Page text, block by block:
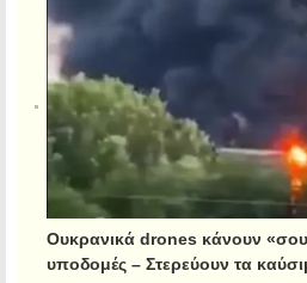
Ουκρανικά drones κάνουν
υποδομές – Στερεύουν τα